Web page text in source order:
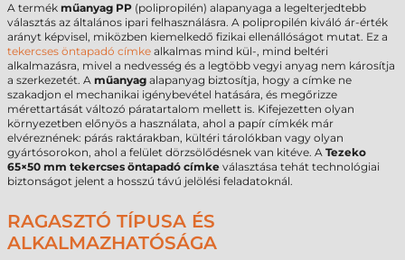
A termék műanyag PP (polipropilén) alapanyaga a legelterjedtebb
választás az általános ipari felhasználásra. A polipropilén kiváló ár-érték
arányt képvisel, miközben kiemelkedő fizikai ellenállóságot mutat. Ez a
tekercses öntapadó címke alkalmas mind kül-, mind beltéri
alkalmazásra, mivel a nedvesség és a legtöbb vegyi anyag nem károsítja
a szerkezetét. A műanyag alapanyag biztosítja, hogy a címke ne
szakadjon el mechanikai igénybevétel hatására, és megőrizze
mérettartását változó páratartalom mellett is. Kifejezetten olyan
környezetben előnyös a használata, ahol a papír címkék már
elvéreznének: párás raktárakban, kültéri tárolókban vagy olyan
gyártósorokon, ahol a felület dörzsölődésnek van kitéve. A Tezeko
65×50 mm tekercses öntapadó címke választása tehát technológiai
biztonságot jelent a hosszú távú jelölési feladatoknál.
RAGASZTÓ TÍPUSA ÉS
ALKALMAZHATÓSÁGA